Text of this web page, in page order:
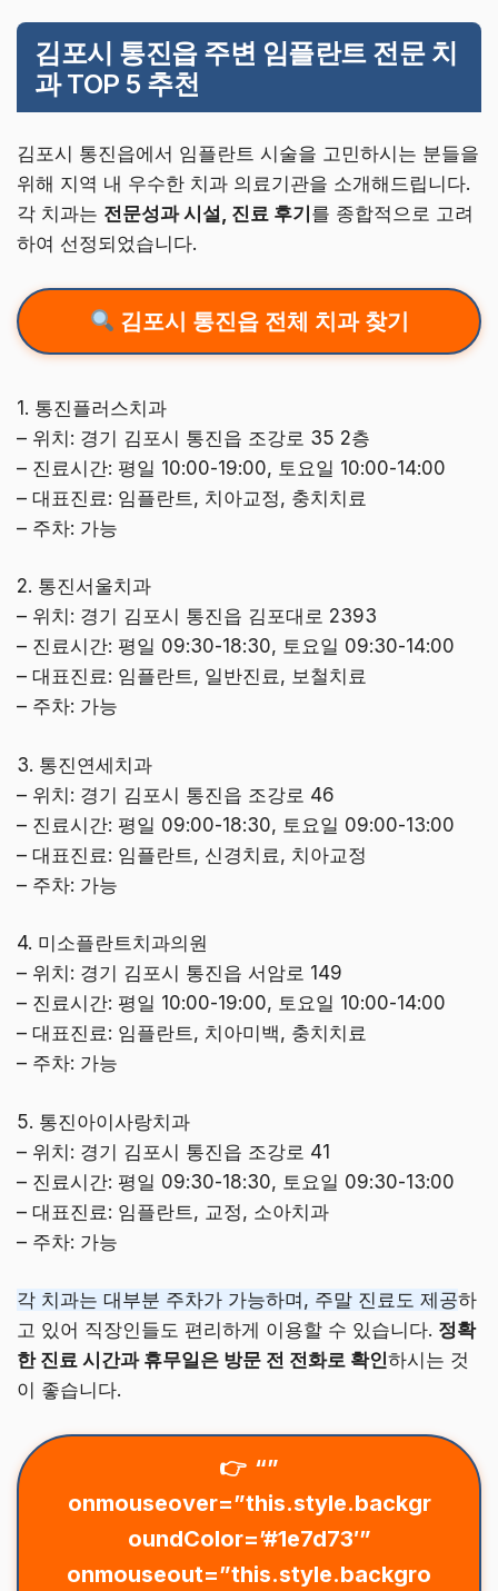
김포시 통진읍 주변 임플란트 전문 치
과 TOP 5 추천
김포시 통진읍에서 임플란트 시술을 고민하시는 분들을
위해 지역 내 우수한 치과 의료기관을 소개해드립니다.
각 치과는 전문성과 시설, 진료 후기 를 종합적으로 고려
하여 선정되었습니다.
김포시 통진읍 전체 치과 찾기
1. 통진플러스치과
– 위치: 경기 김포시 통진읍 조강로 35 2층
– 진료시간: 평일 10:00-19:00, 토요일 10:00-14:00
– 대표진료: 임플란트, 치아교정, 충치치료
– 주차: 가능
2. 통진서울치과
– 위치: 경기 김포시 통진읍 김포대로 2393
– 진료시간: 평일 09:30-18:30, 토요일 09:30-14:00
– 대표진료: 임플란트, 일반진료, 보철치료
– 주차: 가능
3. 통진연세치과
– 위치: 경기 김포시 통진읍 조강로 46
– 진료시간: 평일 09:00-18:30, 토요일 09:00-13:00
– 대표진료: 임플란트, 신경치료, 치아교정
– 주차: 가능
4. 미소플란트치과의원
– 위치: 경기 김포시 통진읍 서암로 149
– 진료시간: 평일 10:00-19:00, 토요일 10:00-14:00
– 대표진료: 임플란트, 치아미백, 충치치료
– 주차: 가능
5. 통진아이사랑치과
– 위치: 경기 김포시 통진읍 조강로 41
– 진료시간: 평일 09:30-18:30, 토요일 09:30-13:00
– 대표진료: 임플란트, 교정, 소아치과
– 주차: 가능
각 치과는 대부분 주차가 가능하며, 주말 진료도 제공하
고 있어 직장인들도 편리하게 이용할 수 있습니다. 정확
한 진료 시간과 휴무일은 방문 전 전화로 확인하시는 것
이 좋습니다.
“”
onmouseover=”this.style.backgr
oundColor=’#1e7d73′”
onmouseout=”this.style.backgro